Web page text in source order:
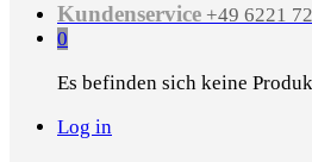
Kundenservice +49 6221
0
Es befinden sich keine
Log in